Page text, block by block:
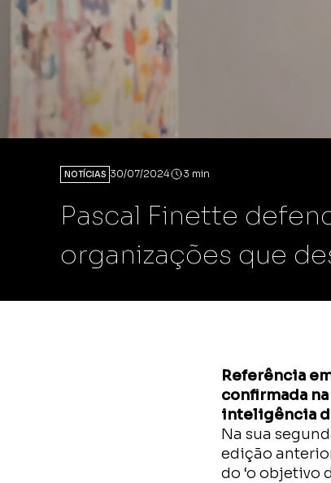
NOTÍCIAS 30/07/2024 3 min
Pascal Finette
organizações que
Referência
confirmada
inteligência
Na sua
edição
do ‘o objetivo